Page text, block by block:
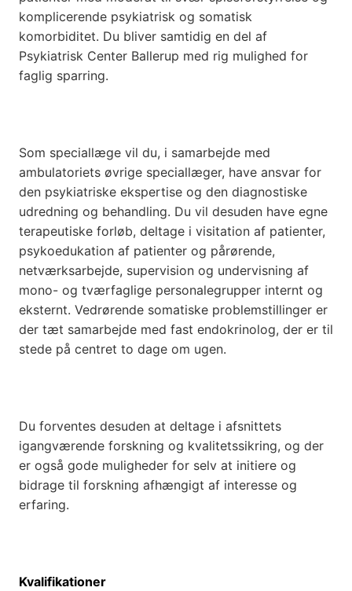
komplicerende psykiatrisk og somatisk
komorbiditet. Du bliver samtidig en del af
Psykiatrisk Center Ballerup med rig mulighed for
faglig sparring.
Som speciallæge vil du, i samarbejde med
ambulatoriets øvrige speciallæger, have ansvar for
den psykiatriske ekspertise og den diagnostiske
udredning og behandling. Du vil desuden have egne
terapeutiske forløb, deltage i visitation af patienter,
psykoedukation af patienter og pårørende,
netværksarbejde, supervision og undervisning af
mono- og tværfaglige personalegrupper internt og
eksternt. Vedrørende somatiske problemstillinger er
der tæt samarbejde med fast endokrinolog, der er til
stede på centret to dage om ugen.
Du forventes desuden at deltage i afsnittets
igangværende forskning og kvalitetssikring, og der
er også gode muligheder for selv at initiere og
bidrage til forskning afhængigt af interesse og
erfaring.
Kvalifikationer